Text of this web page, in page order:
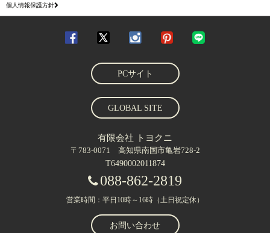
個人情報保護方針
PCサイト
GLOBAL SITE
有限会社 トヨクニ
〒783-0071 高知県南国市亀岩728-2
T6490002011874
088-862-2819
営業時間：平日10時～16時（土日祝定休）
お問い合わせ